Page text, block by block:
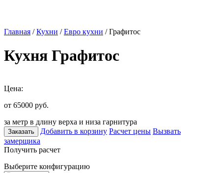
Главная /Кухни /Евро кухни / Графитос
Кухня Графитос
Цена:
от 65000 руб.
за метр в длину верха и низа гарнитура
Заказать Добавить в корзину Расчет цены Вызвать
замерщика
Получить расчет
Выберите конфигурацию